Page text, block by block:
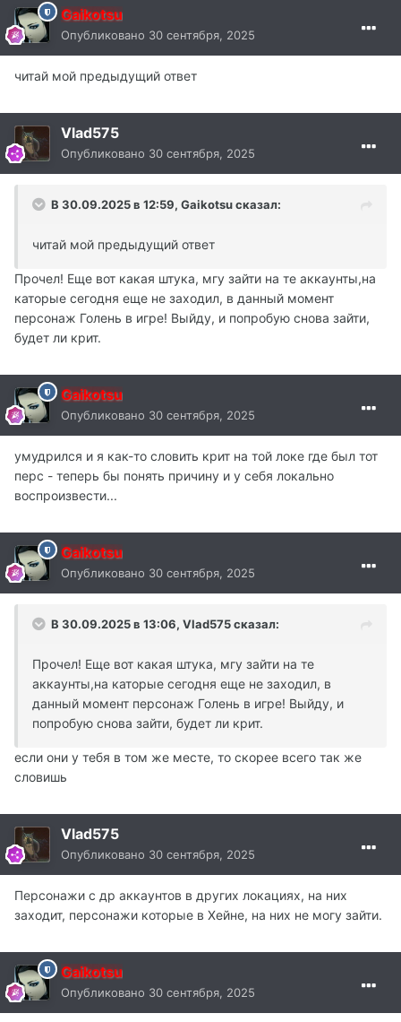
Gaikotsu
Опубликовано 30 сентября, 2025
читай мой предыдущий ответ
Vlad575
Опубликовано 30 сентября, 2025
В 30.09.2025 в 12:59, Gaikotsuсказал:
читай мой предыдущий ответ
Прочел! Еще вот какая штука, мгу зайти на те аккаунты,на
каторые сегодня еще не заходил, в данный момент
персонаж Голень в игре! Выйду, и попробую снова зайти,
будет ли крит.
Gaikotsu
Опубликовано 30 сентября, 2025
умудрился и я как-то словить крит на той локе где был тот
перс - теперь бы понять причину и у себя локально
воспроизвести...
Gaikotsu
Опубликовано 30 сентября, 2025
В 30.09.2025 в 13:06, Vlad575сказал:
Прочел! Еще вот какая штука, мгу зайти на те
аккаунты,на каторые сегодня еще не заходил, в
данный момент персонаж Голень в игре! Выйду, и
попробую снова зайти, будет ли крит.
если они у тебя в том же месте, то скорее всего так же
словишь
Vlad575
Опубликовано 30 сентября, 2025
Персонажи с др аккаунтов в других локациях, на них
заходит, персонажи которые в Хейне, на них не могу зайти.
Gaikotsu
Опубликовано 30 сентября, 2025